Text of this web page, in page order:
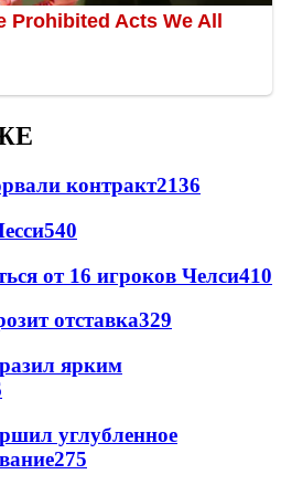
контракт2136
540
от 16 игроков Челси410
отставка329
ярким
углубленное
275